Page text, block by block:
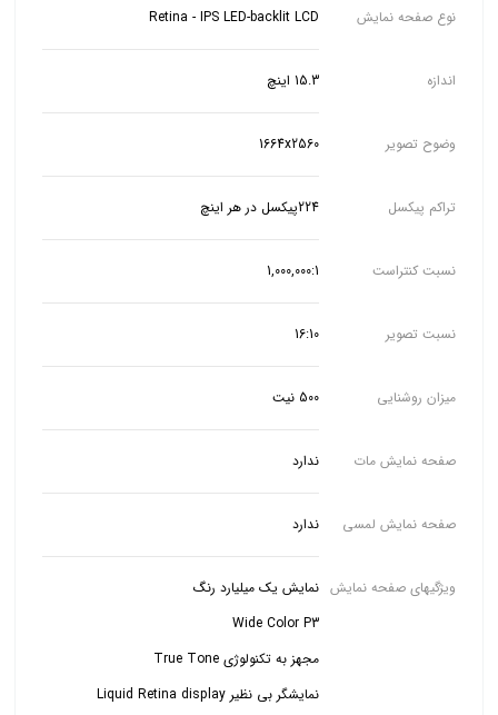
نوع صفحه نمایش Retina - IPS LED-backlit LCD
اندازه 15.3 اینچ
وضوح تصویر 1664x2560
تراکم پیکسل 224پیکسل در هر اینچ
نسبت کنتراست 1,000,000:1
نسبت تصویر 16:10
میزان روشنایی 500 نیت
صفحه نمایش مات ندارد
صفحه نمایش لمسی ندارد
ویژگیهای صفحه نمایش
نمایش یک میلیارد رنگ
Wide Color P3
نمایشگر بی نظیر Liquid Retina display